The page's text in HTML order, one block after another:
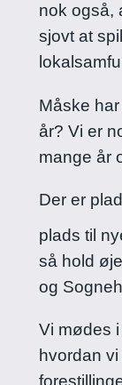
nok også,
sjovt at
Måske
år? Vi er
mange år
Der er
plads til
så hold
og
Vi mødes
hvordan